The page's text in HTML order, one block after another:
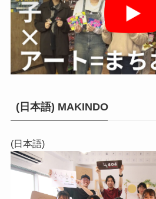
(日本語) MAKINDO
(日本語)